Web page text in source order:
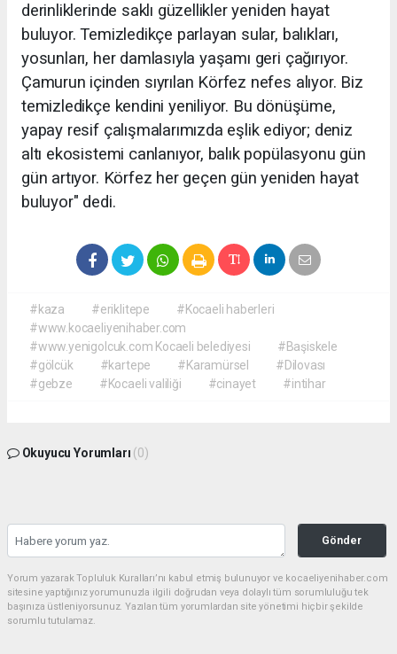
derinliklerinde saklı güzellikler yeniden hayat
buluyor. Temizledikçe parlayan sular, balıkları,
yosunları, her damlasıyla yaşamı geri çağırıyor.
Çamurun içinden sıyrılan Körfez nefes alıyor. Biz
temizledikçe kendini yeniliyor. Bu dönüşüme,
yapay resif çalışmalarımızda eşlik ediyor; deniz
altı ekosistemi canlanıyor, balık popülasyonu gün
gün artıyor. Körfez her geçen gün yeniden hayat
buluyor" dedi.
#kaza #eriklitepe
#Kocaeli haberleri
#www.kocaeliyenihaber.com
#www.yenigolcuk.com Kocaeli belediyesi
#Başiskele
#gölcük
#kartepe #Karamürsel
#Dilovası
#gebze
#Kocaeli valiliği #cinayet #intihar
Okuyucu Yorumları (0)
Gönder
Yorum yazarak Topluluk Kuralları’nı kabul etmiş bulunuyor ve kocaeliyenihaber.com
sitesine yaptığınız yorumunuzla ilgili doğrudan veya dolaylı tüm sorumluluğu tek
başınıza üstleniyorsunuz. Yazılan tüm yorumlardan site yönetimi hiçbir şekilde
sorumlu tutulamaz.